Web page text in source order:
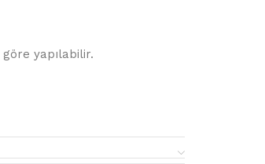
göre yapılabilir.